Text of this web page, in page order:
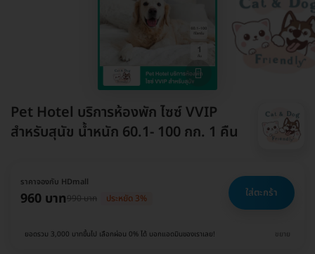
Pet Hotel บริการห้องพัก ไซซ์ VVIP
สำหรับสุนัข น้ำหนัก 60.1- 100 กก. 1 คืน
ราคาจองกับ HDmall
960 บาท990 บาท ประหยัด 3% ใส่ตะกร้า
ยอดรวม 3,000 บาทขึ้นไป เลือกผ่อน 0% ได้ บอกแอดมินของเราเลย! ขยาย